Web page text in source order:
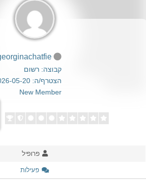
georginachatfie
קבוצה: רשום
הצטרף/ה: 2026-05-20
New Member
פרופיל
פעילות